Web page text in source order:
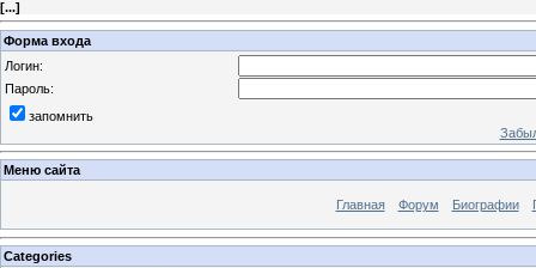
[...]
Форма входа
Логин:
Пароль:
запомнить
Меню сайта
Главная Форум Биографии
Categories